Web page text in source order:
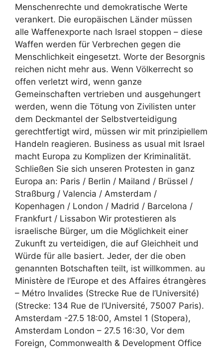
Menschenrechte und demokratische Werte
verankert. Die europäischen Länder müssen
alle Waffenexporte nach Israel stoppen – diese
Waffen werden für Verbrechen gegen die
Menschlichkeit eingesetzt. Worte der Besorgnis
reichen nicht mehr aus. Wenn Völkerrecht so
offen verletzt wird, wenn ganze
Gemeinschaften vertrieben und ausgehungert
werden, wenn die Tötung von Zivilisten unter
dem Deckmantel der Selbstverteidigung
gerechtfertigt wird, müssen wir mit prinzipiellem
Handeln reagieren. Business as usual mit Israel
macht Europa zu Komplizen der Kriminalität.
Schließen Sie sich unseren Protesten in ganz
Europa an: Paris / Berlin / Mailand / Brüssel /
Straßburg / Valencia / Amsterdam /
Kopenhagen / London / Madrid / Barcelona /
Frankfurt / Lissabon Wir protestieren als
israelische Bürger, um die Möglichkeit einer
Zukunft zu verteidigen, die auf Gleichheit und
Würde für alle basiert. Jeder, der die oben
genannten Botschaften teilt, ist willkommen. au
Ministère de l’Europe et des Affaires étrangères
– Métro Invalides (Strecke Rue de l’Université)
(Strecke: 134 Rue de l’Université, 75007 Paris).
Amsterdam -27.5 18:00, Amstel 1 (Stopera),
Amsterdam London – 27.5 16:30, Vor dem
Foreign, Commonwealth & Development Office